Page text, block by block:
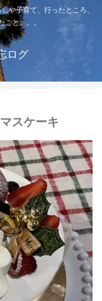
や子育て、行ったところ、
こと。。。
ログ
スケーキ